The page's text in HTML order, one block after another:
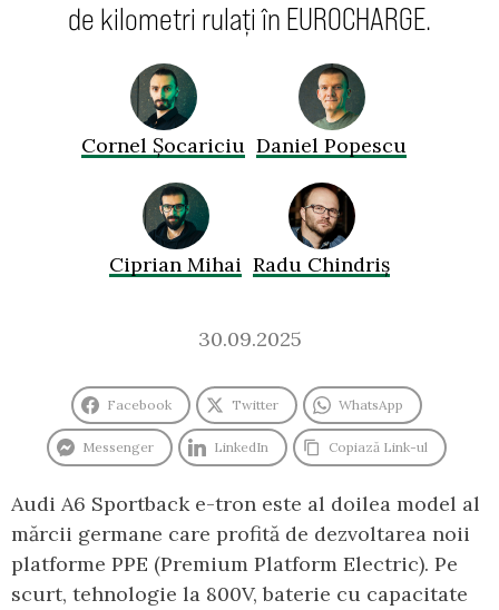
de kilometri rulați în EUROCHARGE.
Cornel Șocariciu Daniel Popescu
Ciprian Mihai Radu Chindriș
30.09.2025
Facebook Twitter WhatsApp
Messenger LinkedIn Copiază Link-ul
Audi A6 Sportback e-tron este al doilea model al
mărcii germane care profită de dezvoltarea noii
platforme PPE (Premium Platform Electric). Pe
scurt, tehnologie la 800V, baterie cu capacitate